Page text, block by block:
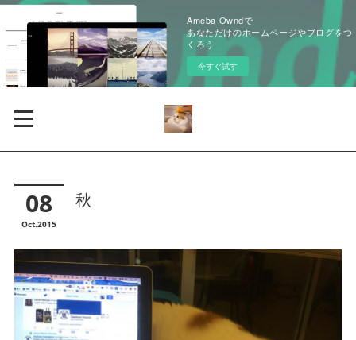
Ameba Owndで
あなただけのホームページやブログをつ
くろう
今すぐ試す
08
Oct 2015
秋